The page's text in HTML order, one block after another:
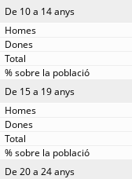
De 10 a 14 anys
De 15 a 19 anys
De 20 a 24 anys